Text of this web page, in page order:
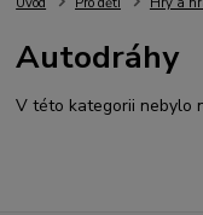
Autodráhy
V této kategorii nebylo